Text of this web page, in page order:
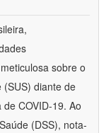
sobre o
(SUS) diante de
COVID-19. Ao
(DSS), nota-